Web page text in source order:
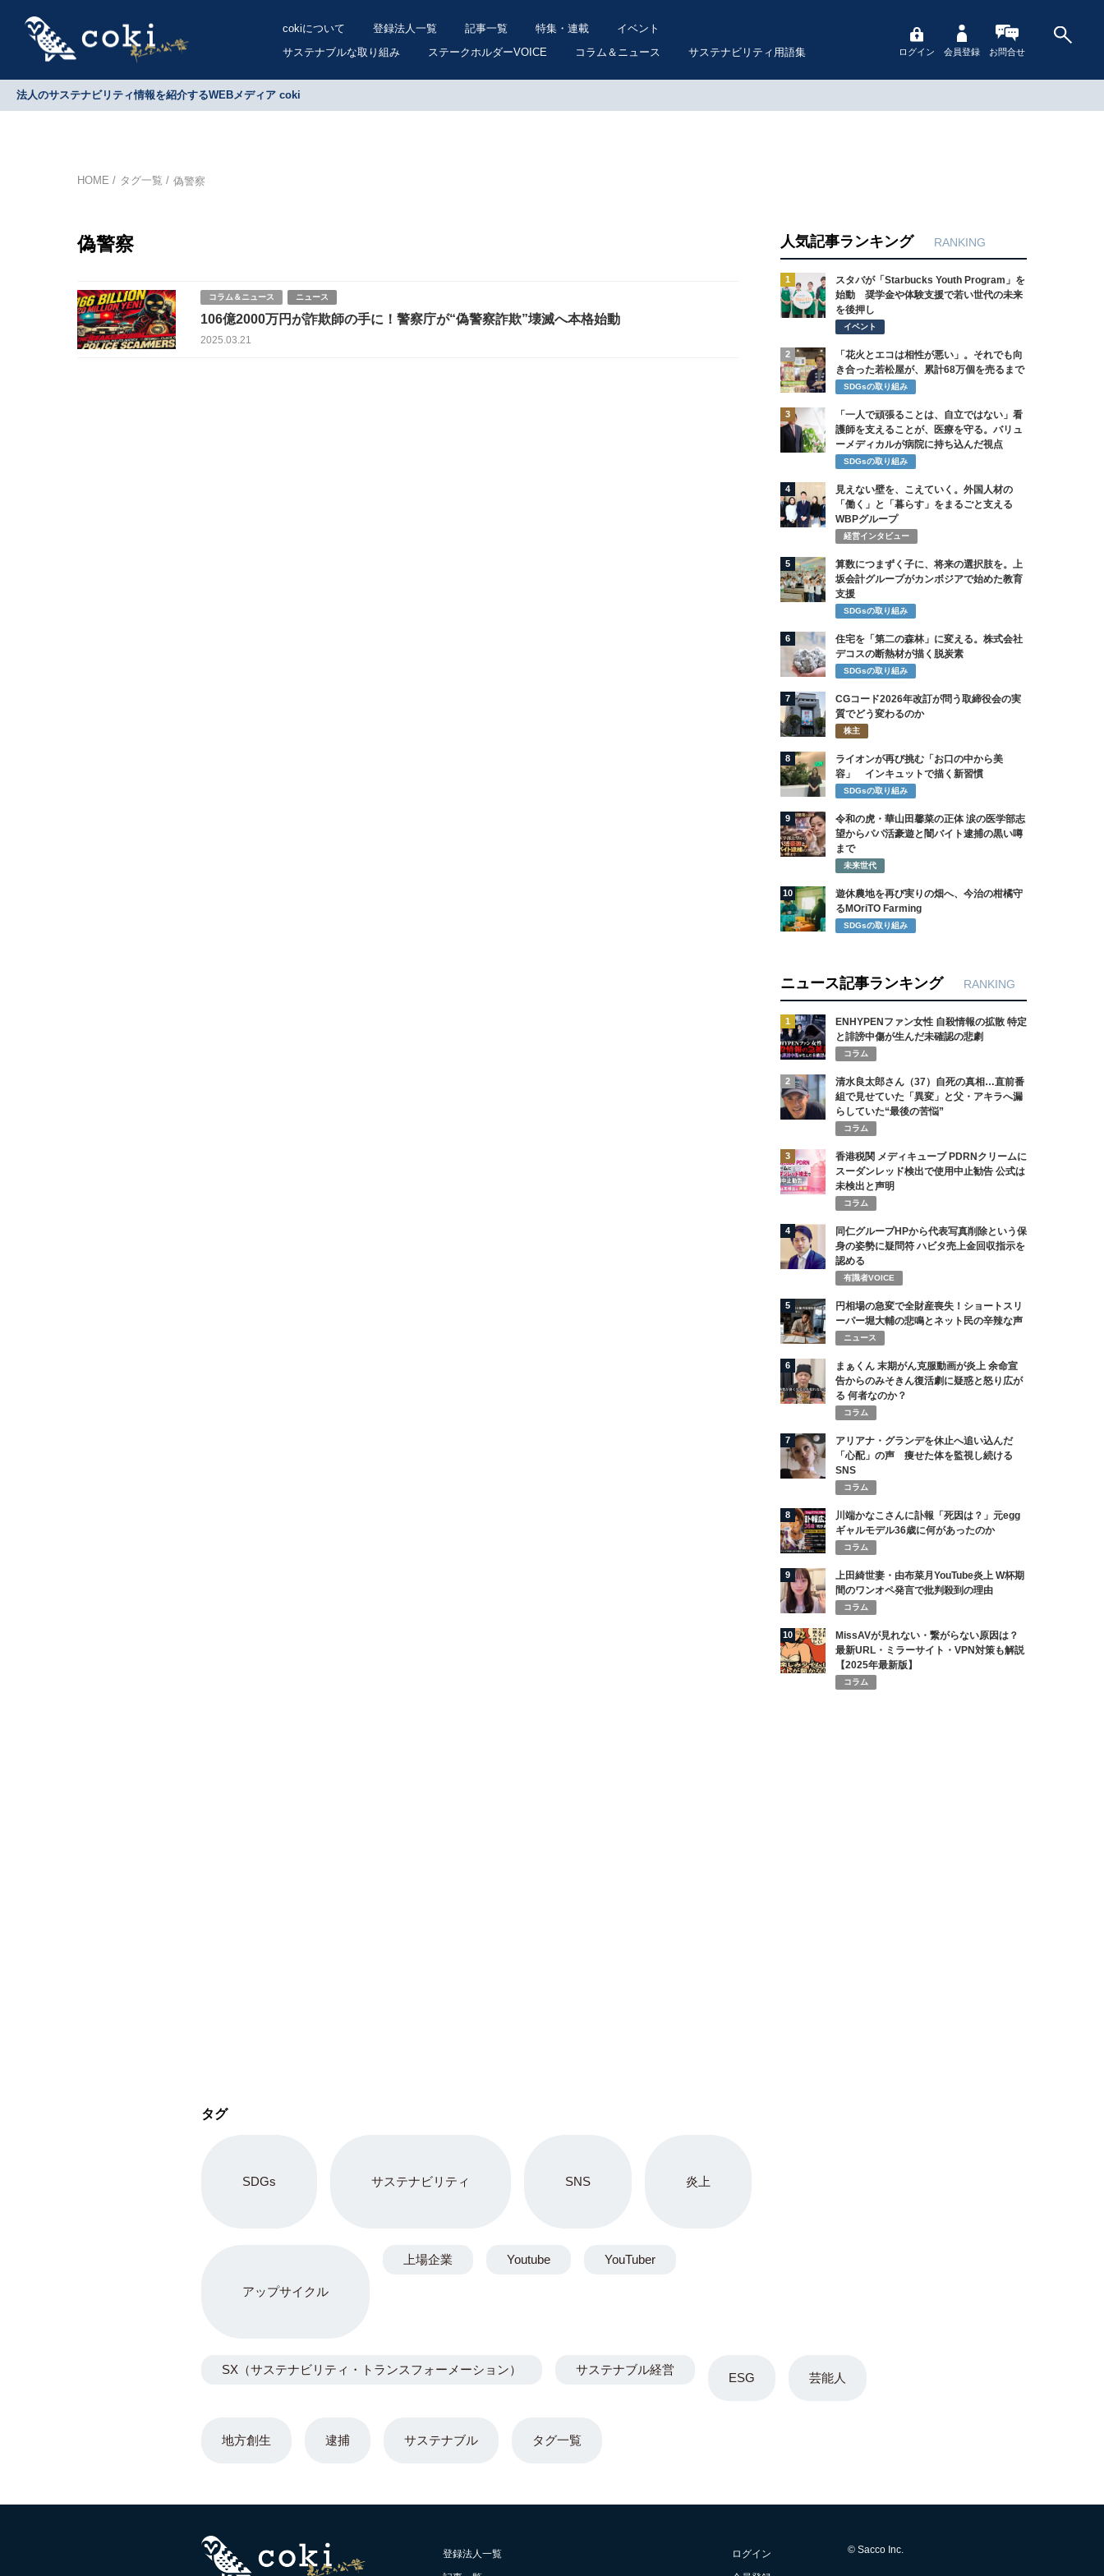
cokiについて 登録法人一覧 記事一覧 特集・連載
イベント
サステナブルな取り組み
ステークホルダーVOICE コラム＆ニュース サステナビリティ用語集 ログイン 会員登録 お問合せ
法人のサステナビリティ情報を紹介するWEBメディア coki
HOME タグ一覧 偽警察
偽警察
コラム＆ニュース ニュース
106億2000万円が詐欺師の手に！警察庁が“偽警察詐欺”壊滅へ本格始動
2025.03.21
人気記事ランキング RANKING
1
スタバが「Starbucks Youth Program」を
始動 奨学金や体験支援で若い世代の未来
を後押し
イベント
2
「花火とエコは相性が悪い」。それでも向
き合った若松屋が、累計68万個を売るまで
SDGsの取り組み
3
「一人で頑張ることは、自立ではない」看
護師を支えることが、医療を守る。バリュ
ーメディカルが病院に持ち込んだ視点
SDGsの取り組み
4
見えない壁を、こえていく。外国人材の
「働く」と「暮らす」をまるごと支える
WBPグループ
経営インタビュー
5
算数につまずく子に、将来の選択肢を。上
坂会計グループがカンボジアで始めた教育
支援
SDGsの取り組み
6
住宅を「第二の森林」に変える。株式会社
デコスの断熱材が描く脱炭素
SDGsの取り組み
7
CGコード2026年改訂が問う取締役会の実
質でどう変わるのか
株主
8
ライオンが再び挑む「お口の中から美
容」 インキュットで描く新習慣
SDGsの取り組み
9
令和の虎・華山田馨菜の正体 涙の医学部志
望からパパ活豪遊と闇バイト逮捕の黒い噂
まで
未来世代
10
遊休農地を再び実りの畑へ、今治の柑橘守
るMOriTO Farming
SDGsの取り組み
ニュース記事ランキング RANKING
1
ENHYPENファン女性 自殺情報の拡散 特定
と誹謗中傷が生んだ未確認の悲劇
コラム
2
清水良太郎さん（37）自死の真相…直前番
組で見せていた「異変」と父・アキラへ漏
らしていた“最後の苦悩”
コラム
3
香港税関 メディキューブ PDRNクリームに
スーダンレッド検出で使用中止勧告 公式は
未検出と声明
コラム
4
同仁グループHPから代表写真削除という保
身の姿勢に疑問符 ハビタ売上金回収指示を
認める
有識者VOICE
5
円相場の急変で全財産喪失！ショートスリ
ーパー堀大輔の悲鳴とネット民の辛辣な声
ニュース
6
まぁくん 末期がん克服動画が炎上 余命宣
告からのみそきん復活劇に疑惑と怒り広が
る 何者なのか？
コラム
7
アリアナ・グランデを休止へ追い込んだ
「心配」の声 痩せた体を監視し続ける
SNS
コラム
8
川端かなこさんに訃報「死因は？」元egg
ギャルモデル36歳に何があったのか
コラム
9
上田綺世妻・由布菜月YouTube炎上 W杯期
間のワンオペ発言で批判殺到の理由
コラム
10
MissAVが見れない・繋がらない原因は？
最新URL・ミラーサイト・VPN対策も解説
【2025年最新版】
コラム
タグ
SDGs サステナビリティ SNS 炎上
アップサイクル
ESG 芸能人
地方創生 逮捕 サステナブル
上場企業 Youtube YouTuber
SX（サステナビリティ・トランスフォーメーション） サステナブル経営
タグ一覧
登録法人一覧 ログイン © Sacco Inc.